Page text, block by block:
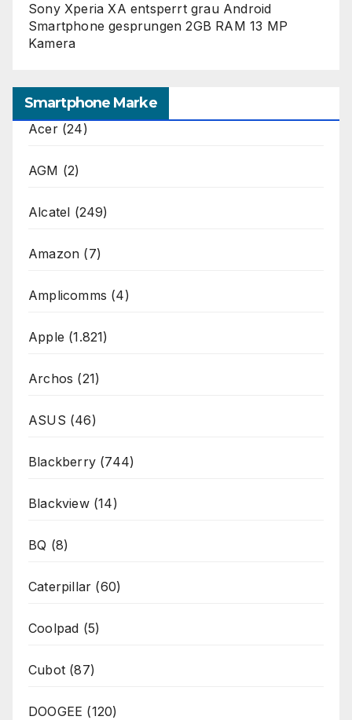
Sony Xperia XA entsperrt grau Android
Smartphone gesprungen 2GB RAM 13 MP
Kamera
Smartphone Marke
Acer(24)
AGM (2)
Alcatel (249)
Amazon (7)
Amplicomms (4)
Apple (1.821)
Archos (21)
ASUS (46)
Blackberry (744)
Blackview(14)
BQ (8)
Caterpillar (60)
Coolpad (5)
Cubot (87)
DOOGEE (120)